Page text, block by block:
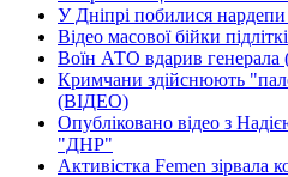
У Дніпрі побилися
Відео масової бійки
Воїн АТО вдарив
Кримчани здійснюють
(ВІДЕО)
Опубліковано відео з
"ДНР"
Активістка Femen